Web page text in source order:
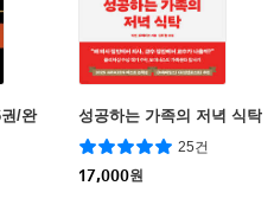
/완
성공하는 가족의 저녁 식탁
25건
17,000원